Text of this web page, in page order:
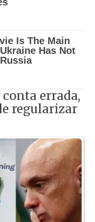
errada,
regularizar